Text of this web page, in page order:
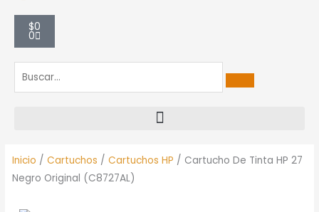
$0
0
Carrito
Inicio /Cartuchos /Cartuchos HP / Cartucho De Tinta HP 27
Negro Original (C8727AL)